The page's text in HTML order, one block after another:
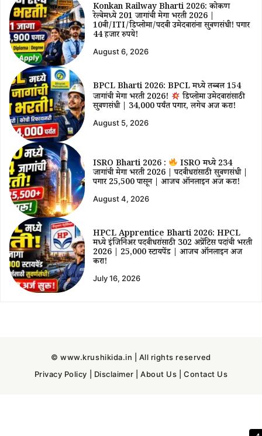
Konkan Railway Bharti 2026: कोकण
रेल्वेमध्ये 201 जागांची मेगा भरती 2026 |
10वी/ITI/डिप्लोमा/पदवी उमेदवारांना सुवर्णसंधी! पगार
44 हजार रुपये!
August 6, 2026
BPCL Bharti 2026: BPCL मध्ये तब्बल 154
जागांची मेगा भरती 2026!
डिप्लोमा उमेदवारांसाठी
सुवर्णसंधी | ₹34,000 पर्यंत पगार, लगेच अर्ज करा!
August 5, 2026
ISRO Bharti 2026 : ISRO मध्ये 234
जागांची मेगा भरती 2026 | पदवीधरांसाठी सुवर्णसंधी |
पगार ₹25,500 पासून | आजच ऑनलाईन अर्ज करा!
August 4, 2026
HPCL Apprentice Bharti 2026: HPCL
मध्ये इंजिनिअर पदवीधरांसाठी 302 अप्रेंटिस पदांची भरती
2026 | ₹25,000 स्टायपेंड | आजच ऑनलाईन अर्ज
करा!
July 16, 2026
© www.krushikida.in | All rights reserved
Privacy Policy
Disclaimer |About Us |Contact Us